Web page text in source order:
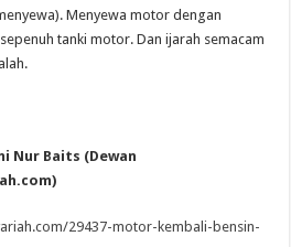
Menyewa motor dengan
tanki motor. Dan ijarah semacam
Nur Baits (Dewan
29437-motor-kembali-bensin-